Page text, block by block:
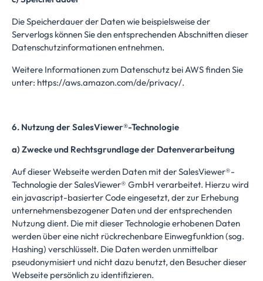
Die Speicherdauer der Daten wie beispielsweise der
Serverlogs können Sie den entsprechenden Abschnitten dieser
Datenschutzinformationen entnehmen.
Weitere Informationen zum Datenschutz bei AWS finden Sie
unter: https://aws.amazon.com/de/privacy/.
6. Nutzung der SalesViewer®-Technologie
a) Zwecke und Rechtsgrundlage der Datenverarbeitung
Auf dieser Webseite werden Daten mit der SalesViewer®-
Technologie der SalesViewer® GmbH verarbeitet. Hierzu wird
ein javascript-basierter Code eingesetzt, der zur Erhebung
unternehmensbezogener Daten und der entsprechenden
Nutzung dient. Die mit dieser Technologie erhobenen Daten
werden über eine nicht rückrechenbare Einwegfunktion (sog.
Hashing) verschlüsselt. Die Daten werden unmittelbar
pseudonymisiert und nicht dazu benutzt, den Besucher dieser
Webseite persönlich zu identifizieren.